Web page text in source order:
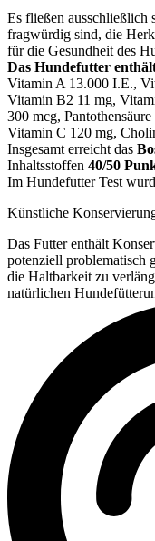
Es fließen ausschließlich
fragwürdig sind, die
für die Gesundheit des
Das Hundefutter
Vitamin A 13.000 I.E.,
Vitamin B2 11 mg,
300 mcg,
Vitamin C 120 mg,
Insgesamt erreicht das
Inhaltsstoffen 40/50
Im Hundefutter Test
Künstliche
Das Futter enthält
potenziell problematisch
die Haltbarkeit zu
natürlichen